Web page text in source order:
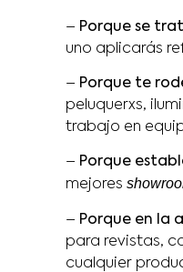
– Porque se
uno aplicarás
– Porque te
peluquerxs,
trabajo en
– Porque
mejores
– Porque en la
para revistas,
cualquier